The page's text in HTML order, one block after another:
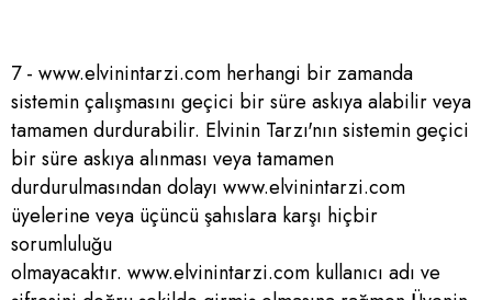
7 - www.elvinintarzi.com herhangi bir zamanda
sistemin çalışmasını geçici bir süre askıya alabilir veya
tamamen durdurabilir. Elvinin Tarzı'nın sistemin geçici
bir süre askıya alınması veya tamamen
durdurulmasından dolayı www.elvinintarzi.com
üyelerine veya üçüncü şahıslara karşı hiçbir
sorumluluğu
olmayacaktır. www.elvinintarzi.com kullanıcı adı ve